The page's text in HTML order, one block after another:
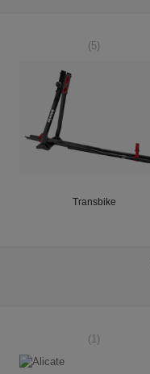
(5)
Transbike
(1)